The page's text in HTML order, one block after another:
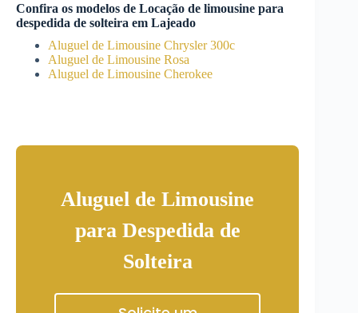
Confira os modelos de Locação de limousine para
despedida de solteira em Lajeado
Aluguel de Limousine Chrysler 300c
Aluguel de Limousine Rosa
Aluguel de Limousine Cherokee
Aluguel de Limousine
para Despedida de
Solteira